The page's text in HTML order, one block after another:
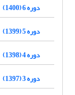
دوره 6 (1400)
دوره 5 (1399)
دوره 4 (1398)
دوره 3 (1397)